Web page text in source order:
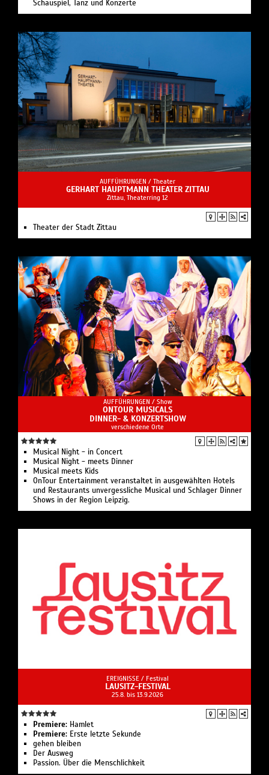
Schauspiel, Tanz und Konzerte
AUFFÜHRUNGEN / Theater
GERHART HAUPTMANN THEATER ZITTAU
Zittau, Theaterring 12
Theater der Stadt Zittau
AUFFÜHRUNGEN / Show
ONTOUR MUSICALS
DINNER- & KONZERTSHOW
verschiedene Orte
Musical Night - in Concert
Musical Night - meets Dinner
Musical meets Kids
OnTour Entertainment veranstaltet in ausgewählten Hotels
und Restaurants unvergessliche Musical und Schlager Dinner
Shows in der Region Leipzig.
EREIGNISSE / Festival
LAUSITZ-FESTIVAL
25.8. bis 13.9.2026
Premiere: Hamlet
Premiere: Erste letzte Sekunde
gehen bleiben
Der Ausweg
Passion. Über die Menschlichkeit